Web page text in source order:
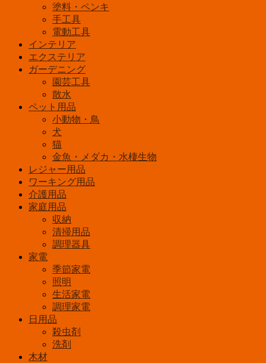
ト
ASL-
090
塗料・ペンキ
手工具
電動工具
インテリア
エクステリア
ガーデニング
園芸工具
散水
ペット用品
小動物・鳥
犬
猫
金魚・メダカ・水棲生物
レジャー用品
ワーキング用品
介護用品
家庭用品
収納
清掃用品
調理器具
家電
季節家電
照明
生活家電
調理家電
日用品
殺虫剤
洗剤
木材